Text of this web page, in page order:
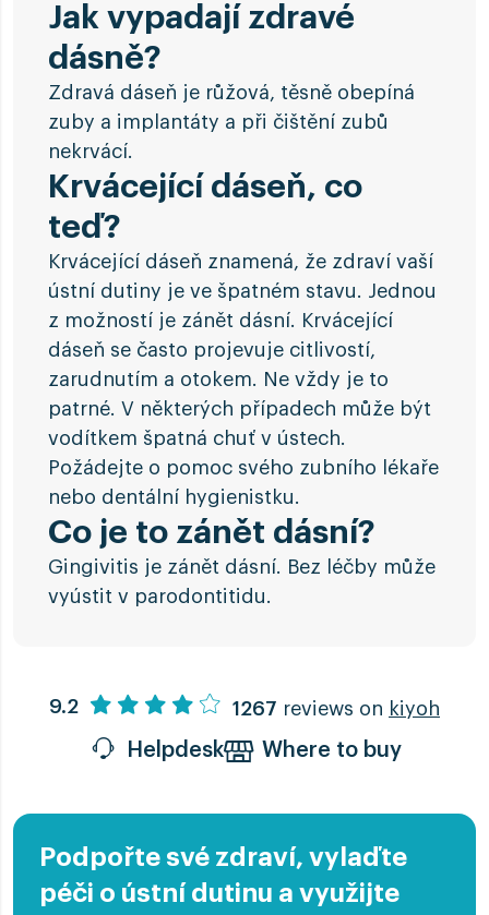
Jak vypadají zdravé
dásně?
Zdravá dáseň je růžová, těsně obepíná
zuby a implantáty a při čištění zubů
nekrvácí.
Krvácející dáseň, co
teď?
Krvácející dáseň znamená, že zdraví vaší
ústní dutiny je ve špatném stavu. Jednou
z možností je zánět dásní. Krvácející
dáseň se často projevuje citlivostí,
zarudnutím a otokem. Ne vždy je to
patrné. V některých případech může být
vodítkem špatná chuť v ústech.
Požádejte o pomoc svého zubního lékaře
nebo dentální hygienistku.
Co je to zánět dásní?
Gingivitis je zánět dásní. Bez léčby může
vyústit v parodontitidu.
9.2 1267 reviews on kiyoh
Helpdesk Where to buy
Podpořte své zdraví, vylaďte
péči o ústní dutinu a využijte